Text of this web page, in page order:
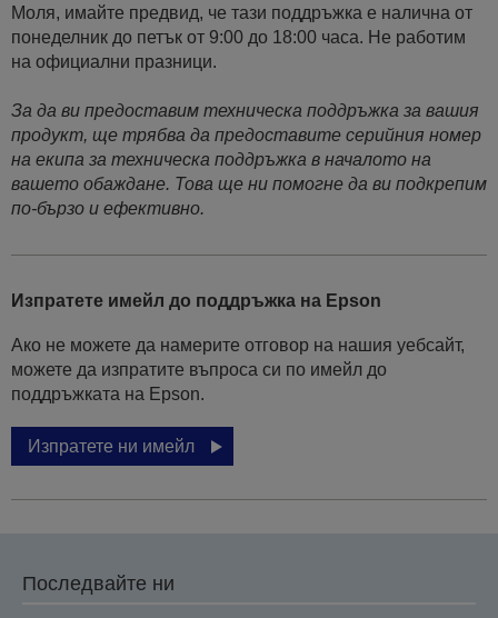
Моля, имайте предвид, че тази поддръжка е налична от
понеделник до петък от 9:00 до 18:00 часа. Не работим
на официални празници.
За да ви предоставим техническа поддръжка за вашия
продукт, ще трябва да предоставите серийния номер
на екипа за техническа поддръжка в началото на
вашето обаждане. Това ще ни помогне да ви подкрепим
по-бързо и ефективно.
Изпратете имейл до поддръжка на Epson
Ако не можете да намерите отговор на нашия уебсайт,
можете да изпратите въпроса си по имейл до
поддръжката на Epson.
Изпратете ни имейл
Последвайте ни